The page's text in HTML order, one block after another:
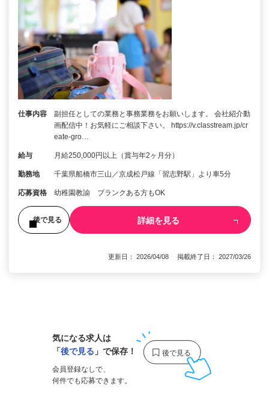
仕事内容
副担任としての業務と事務業務をお願いします。 会社紹介動
画配信中！お気軽にご相談下さい。 https://v.classtream.jp/cr
eate-gro…
給与 月給250,000円以上（賞与年2ヶ月分）
勤務地 千葉県船橋市三山／京成松戸線「習志野駅」より車5分
応募資格 幼稚園教諭 ブランクある方もOK
後で見る 詳細を見る
更新日： 2026/04/08 掲載終了日： 2027/03/26
気になる求人は
「後で見る 」で保存！
会員登録なしで、
何件でも応募できます。